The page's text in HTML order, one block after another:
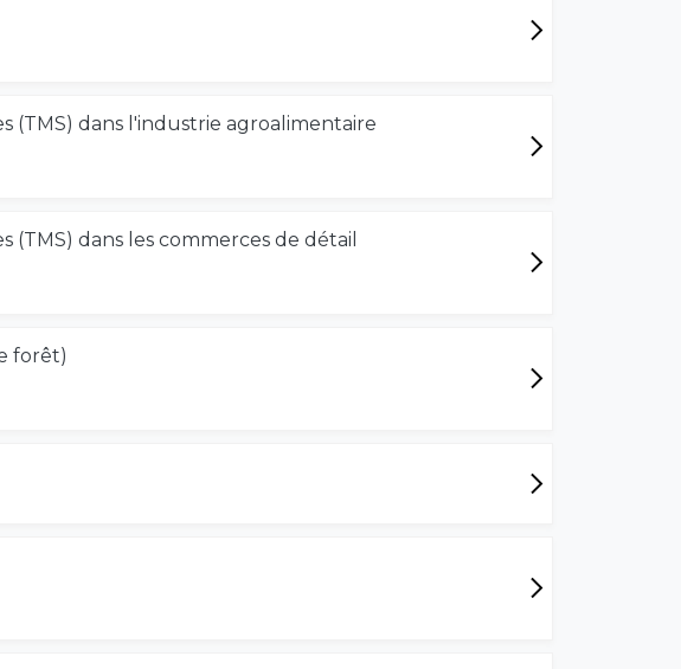
(TMS) dans l'industrie agroalimentaire
dans les commerces de détail
forêt)